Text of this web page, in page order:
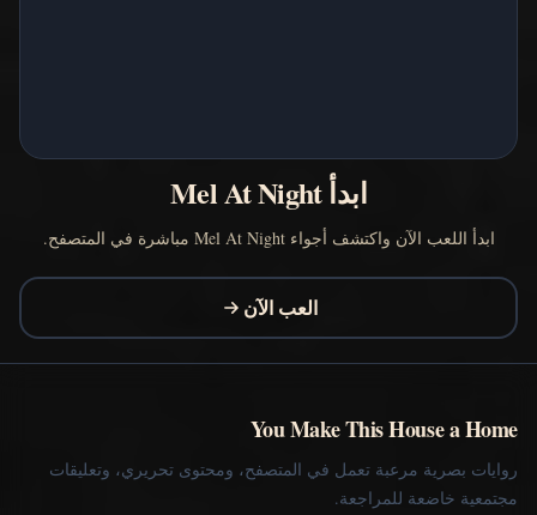
ابدأ Mel At Night
ابدأ اللعب الآن واكتشف أجواء Mel At Night مباشرة في المتصفح.
العب الآن
You Make This House a Home
روايات بصرية مرعبة تعمل في المتصفح، ومحتوى تحريري، وتعليقات
مجتمعية خاضعة للمراجعة.